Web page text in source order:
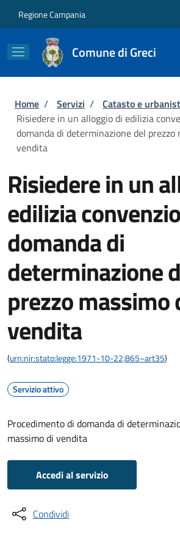
Regione Campania
Comune di Greci
Briciole di pane
Home / Servizi / Catasto e
Risiedere in un alloggio di edilizia
domanda di determinazione del prezzo
vendita
Risiedere in un
edilizia
domanda di
determinazione
prezzo massimo
vendita
(urn:nir:stato:legge:1971-10-22;865~art35)
Servizio attivo
Procedimento di domanda di
massimo di vendita
Accedi al servizio
Condividi